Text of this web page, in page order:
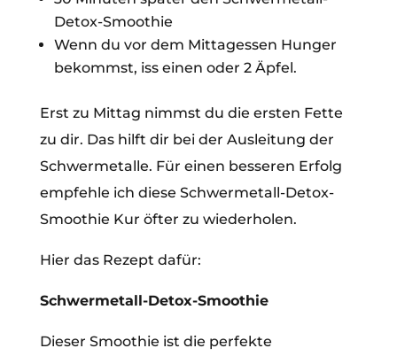
Detox-Smoothie
Wenn du vor dem Mittagessen Hunger
bekommst, iss einen oder 2 Äpfel.
Erst zu Mittag nimmst du die ersten Fette
zu dir. Das hilft dir bei der Ausleitung der
Schwermetalle. Für einen besseren Erfolg
empfehle ich diese Schwermetall-Detox-
Smoothie Kur öfter zu wiederholen.
Hier das Rezept dafür:
Schwermetall-Detox-Smoothie
Dieser Smoothie ist die perfekte